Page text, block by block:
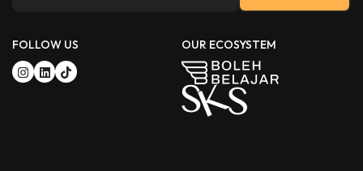
FOLLOW US OUR ECOSYSTEM